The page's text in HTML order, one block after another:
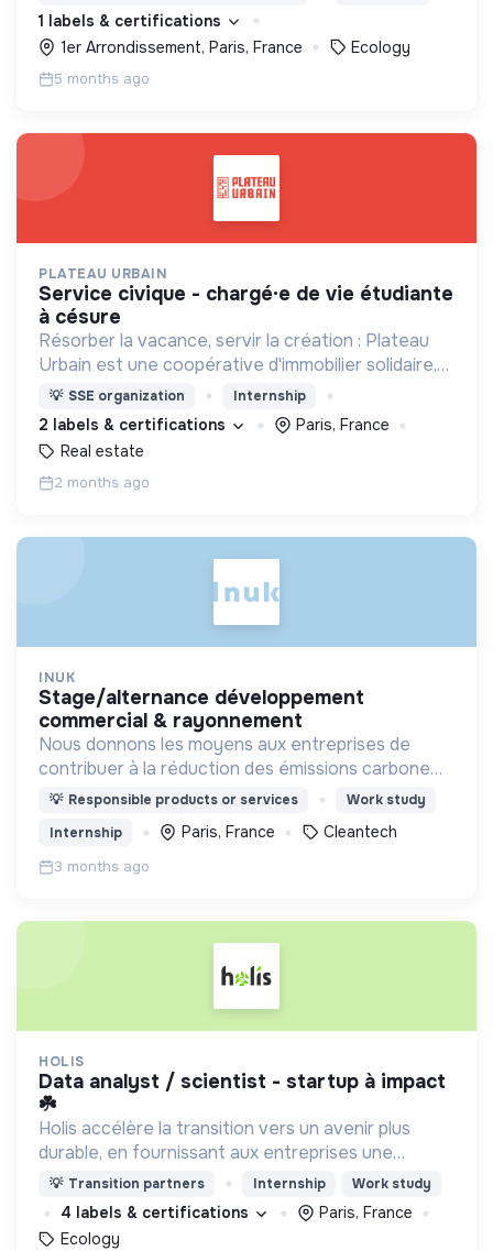
1 labels & certifications
1er Arrondissement, Paris, France
Ecology
5 months ago
PLATEAU URBAIN
service civique - chargé·e de vie étudiante
à césure
Résorber la vacance, servir la création : Plateau
Urbain est une coopérative d'immobilier solidaire,
spécialisée dans le montage et la gestion
d'occupations temporaires de bâtiments vacants
💡 SSE organization Internship
2 labels & certifications
Paris, France
Real estate
2 months ago
INUK
stage/alternance développement
commercial & rayonnement
Nous donnons les moyens aux entreprises de
contribuer à la réduction des émissions carbone
via outil innovant de contribution carbone grâce
💡 Responsible products or services
Work study
Internship
Paris, France Cleantech
3 months ago
HOLIS
data analyst / scientist - startup à impact
☘️
Holis accélère la transition vers un avenir plus
durable, en fournissant aux entreprises une
plateforme pour quantifier, améliorer et
communiquer la performance environnementale
de leurs produits.
💡 Transition partners Internship Work study
4 labels & certifications
Paris, France
Ecology